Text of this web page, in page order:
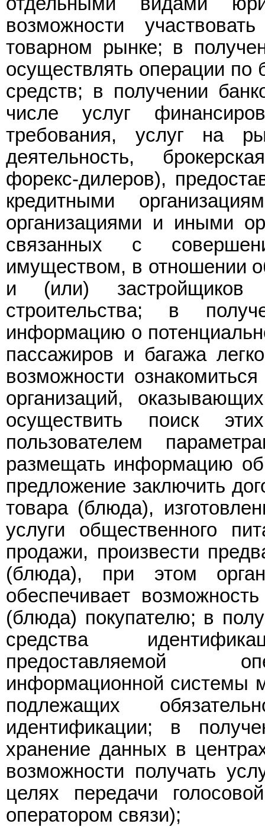
возможности
товарном рынке; в
осуществлять операции по
средств; в получении
числе услуг
требования, услуг на
деятельность,
форекс-дилеров),
кредитными
организациями и иными
связанных с
имуществом, в отношении
и (или)
строительства; в
информацию о
пассажиров и багажа
возможности
организаций,
осуществить поиск
пользователем
размещать информацию об
предложение заключить
товара (блюда),
услуги общественного
продажи, произвести
(блюда), при этом
обеспечивает
(блюда) покупателю; в
средства
предоставляемой
информационной системы
подлежащих
идентификации; в
хранение данных в
возможности получать
целях передачи
оператором связи);